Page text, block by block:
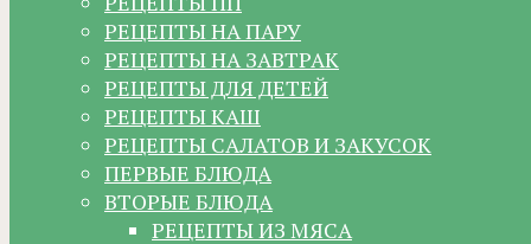
РЕЦЕПТЫ НА ПАРУ
РЕЦЕПТЫ НА ЗАВТРАК
РЕЦЕПТЫ ДЛЯ ДЕТЕЙ
РЕЦЕПТЫ КАШ
РЕЦЕПТЫ САЛАТОВ И ЗАКУСОК
ПЕРВЫЕ БЛЮДА
ВТОРЫЕ БЛЮДА
РЕЦЕПТЫ ИЗ МЯСА